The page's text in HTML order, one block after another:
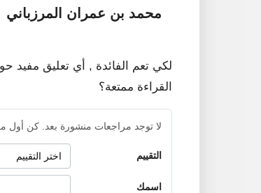
محمد بن عمران المرزباني
لكي تعم الفائدة , أي تعليق مفيد
القراءة ممتعة؟
لا توجد مراجعات منشورة بعد. كن أول
التقييم
اسمك